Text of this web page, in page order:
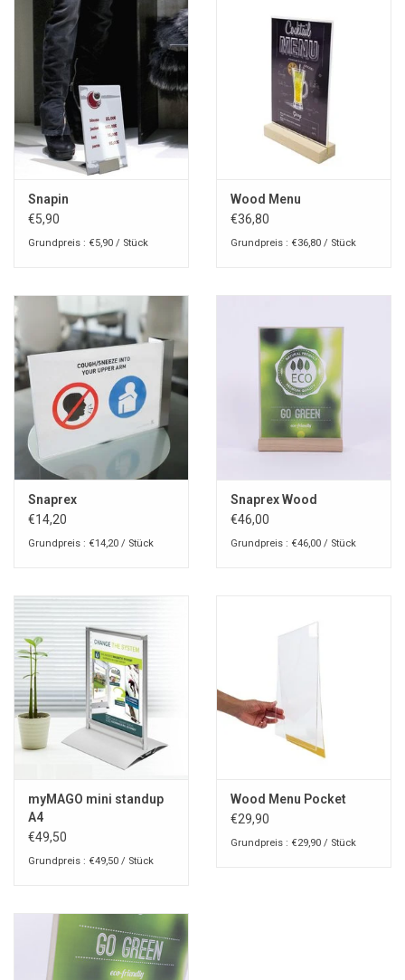
Snapin
€5,90
Grundpreis : €5,90 / Stück
Wood Menu
€36,80
Grundpreis : €36,80 / Stück
Snaprex
€14,20
Grundpreis : €14,20 / Stück
Snaprex Wood
€46,00
Grundpreis : €46,00 / Stück
myMAGO mini standup
A4
€49,50
Grundpreis : €49,50 / Stück
Wood Menu Pocket
€29,90
Grundpreis : €29,90 / Stück